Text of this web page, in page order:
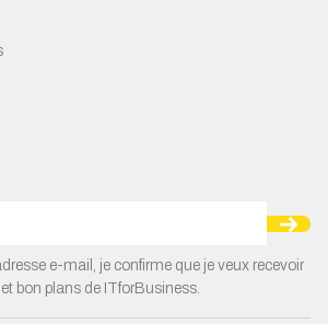
e-mail, je confirme que je veux recevoir
bon plans de ITforBusiness.